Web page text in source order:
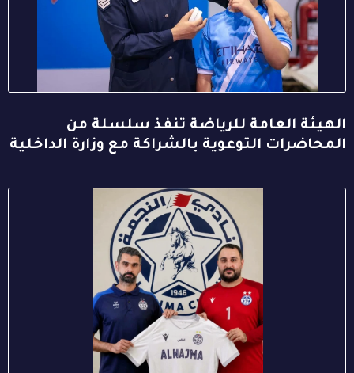
الهيئة العامة للرياضة تنفذ سلسلة من
المحاضرات التوعوية بالشراكة مع وزارة الداخلية